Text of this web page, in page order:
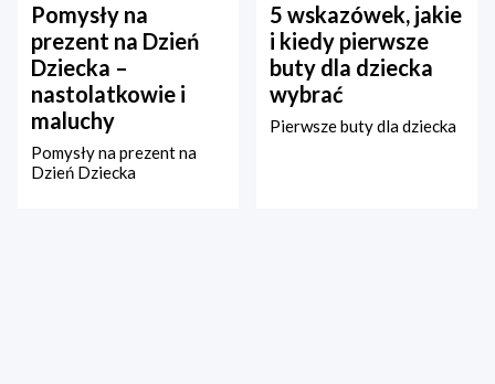
Pomysły na
prezent na Dzień
Dziecka –
nastolatkowie i
maluchy
Pomysły na prezent na
Dzień Dziecka
5 wskazówek, jakie
i kiedy pierwsze
buty dla dziecka
wybrać
Pierwsze buty dla dziecka